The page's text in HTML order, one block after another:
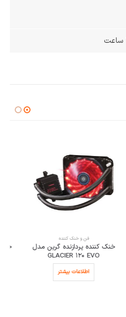
در انبار موجود نمی باشد
فن و خنک کننده
خنک کننده بادی دیپ کول مدل
GAMMAXX 200 V2 LGA1700
اطلاعات بیشتر